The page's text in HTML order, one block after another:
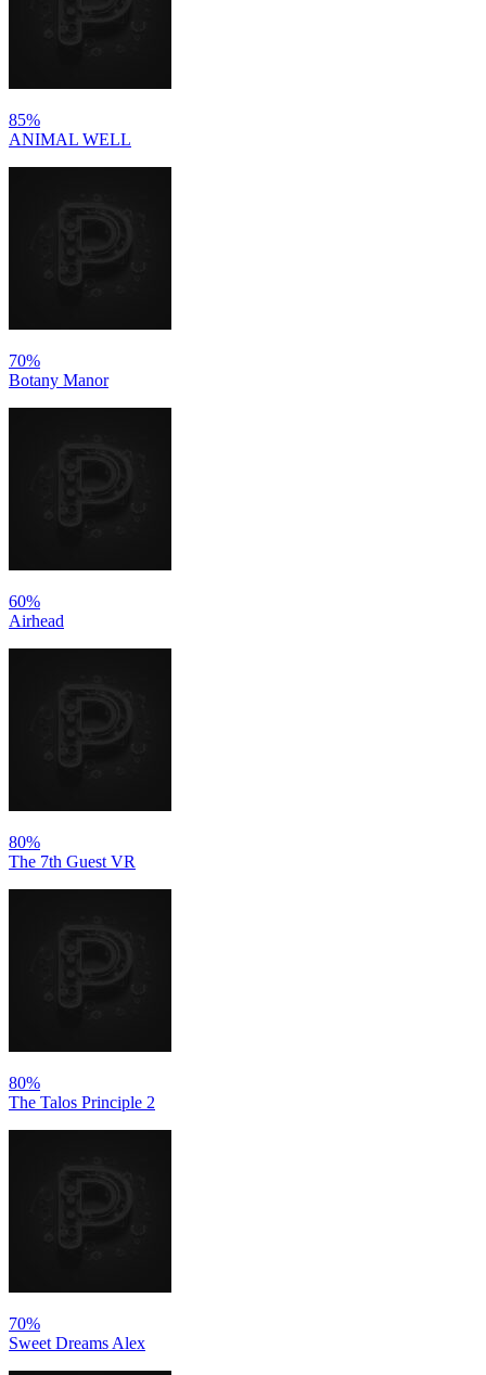
85%
ANIMAL WELL
70%
Botany Manor
60%
Airhead
80%
The 7th Guest VR
80%
The Talos Principle 2
70%
Sweet Dreams Alex